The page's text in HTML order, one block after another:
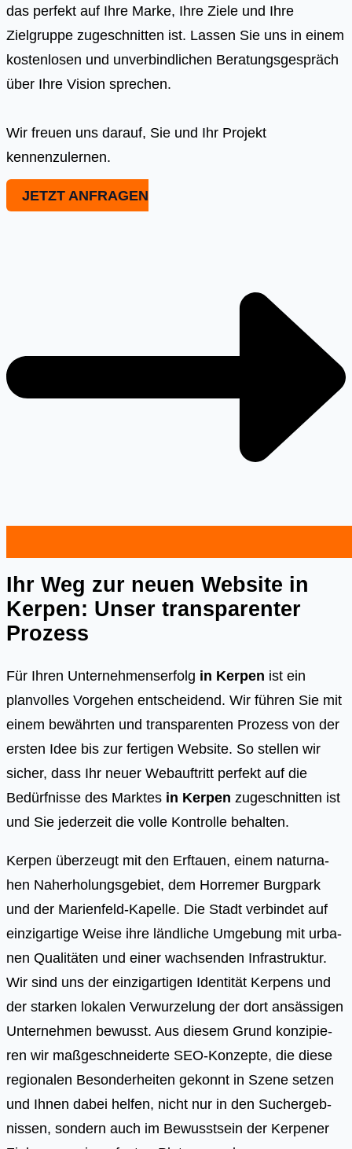
das perfekt auf Ihre Marke, Ihre Ziele und Ihre
Zielgruppe zugeschnitten ist. Lassen Sie uns in einem
kostenlosen und unverbindlichen Beratungsgespräch
über Ihre Vision sprechen.
Wir freuen uns darauf, Sie und Ihr Projekt
kennenzulernen.
JETZT ANFRAGEN
Ihr Weg zur neuen Website in
Kerpen: Unser transparenter
Prozess
Für Ihren Unternehmenserfolg in Kerpen ist ein
planvolles Vorgehen entscheidend. Wir führen Sie mit
einem bewährten und transparenten Prozess von der
ersten Idee bis zur fertigen Website. So stellen wir
sicher, dass Ihr neuer Webauftritt perfekt auf die
Bedürfnisse des Marktes in Kerpen zugeschnitten ist
und Sie jederzeit die volle Kontrolle behalten.
Ker­pen über­zeugt mit den Erftau­en, einem natur­na­
hen Nah­erho­lungs­ge­biet, dem Hor­re­mer Burg­park
und der Mari­en­feld-Kapel­le. Die Stadt ver­bin­det auf
ein­zig­ar­ti­ge Wei­se ihre länd­li­che Umge­bung mit urba­
nen Qua­li­tä­ten und einer wach­sen­den Infra­struk­tur.
Wir sind uns der ein­zig­ar­ti­gen Iden­ti­tät Ker­pens und
der star­ken loka­len Ver­wur­ze­lung der dort ansäs­si­gen
Unter­neh­men bewusst. Aus die­sem Grund kon­zi­pie­
ren wir maß­ge­schnei­der­te SEO-Kon­zep­te, die die­se
regio­na­len Beson­der­hei­ten gekonnt in Sze­ne set­zen
und Ihnen dabei hel­fen, nicht nur in den Such­ergeb­
nis­sen, son­dern auch im Bewusst­sein der Ker­pe­ner